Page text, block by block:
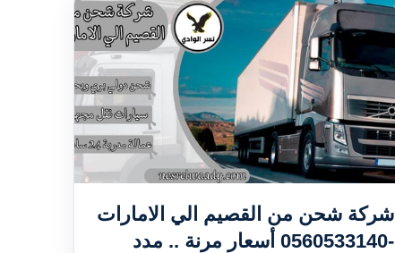
شركة شحن من القصيم الي الامارات
-0560533140 أسعار مرنة .. مدد